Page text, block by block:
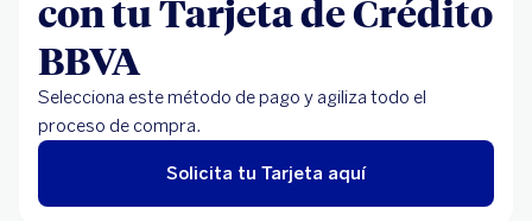
con tu Tarjeta de Crédito
BBVA
Selecciona este método de pago y agiliza todo el
proceso de compra.
Solicita tu Tarjeta aquí